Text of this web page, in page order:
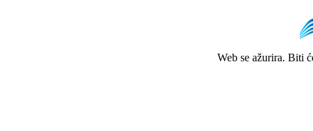
Web se ažurira. Biti